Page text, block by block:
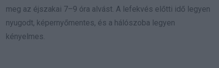
meg az éjszakai 7–9 óra alvást. A lefekvés előtti idő legyen
nyugodt, képernyőmentes, és a hálószoba legyen
kényelmes.